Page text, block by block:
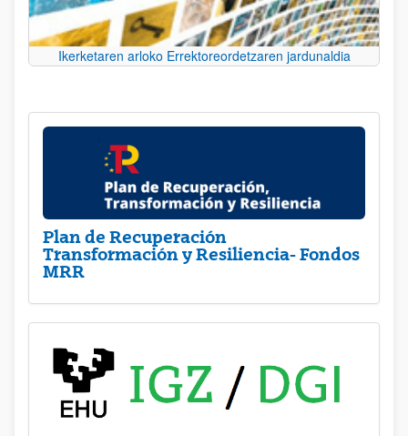
Ikerketaren arloko Errektoreordetzaren jardunaldia
Plan de Recuperación
Transformación y Resiliencia- Fondos
MRR